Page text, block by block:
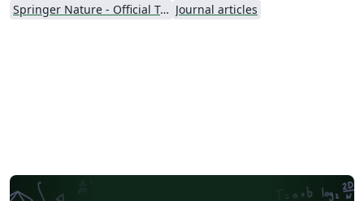
Springer Nature - Official Templates Journal articles